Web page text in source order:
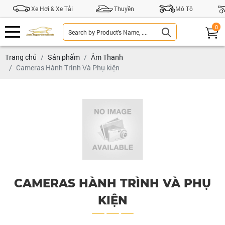
Xe Hơi & Xe Tải Thuyền Mô Tô
0
Trang chủ Sản phẩm
Âm Thanh
Cameras Hành Trình Và Phụ kiện
CAMERAS HÀNH TRÌNH VÀ PHỤ
KIỆN